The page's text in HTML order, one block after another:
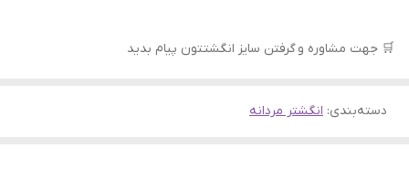
🛒 جهت مشاوره و گرفتن سایز انگشتتون پیام بدید
دسته‌بندی: انگشتر مردانه